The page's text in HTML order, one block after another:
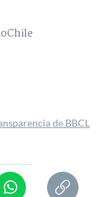
de BBCL